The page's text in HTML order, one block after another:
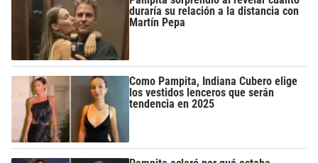
duraría su relación a la distancia con
Martín Pepa
Como Pampita, Indiana Cubero elige
los vestidos lenceros que serán
tendencia en 2025